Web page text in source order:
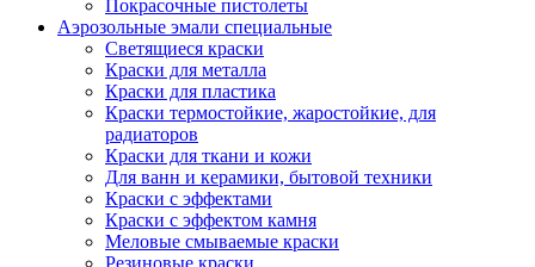
Покрасочные пистолеты
Аэрозольные эмали специальные
Светящиеся краски
Краски для металла
Краски для пластика
Краски термостойкие, жаростойкие, для
радиаторов
Краски для ткани и кожи
Для ванн и керамики, бытовой техники
Краски с эффектами
Краски с эффектом камня
Меловые смываемые краски